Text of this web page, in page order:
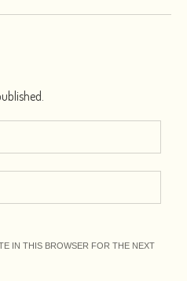
IN THIS BROWSER FOR THE NEXT